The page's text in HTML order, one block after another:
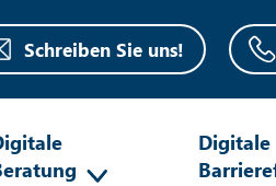
Schreiben Sie uns!
Digitale